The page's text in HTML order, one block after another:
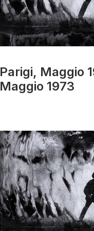
Parigi, Maggio
Maggio 1973